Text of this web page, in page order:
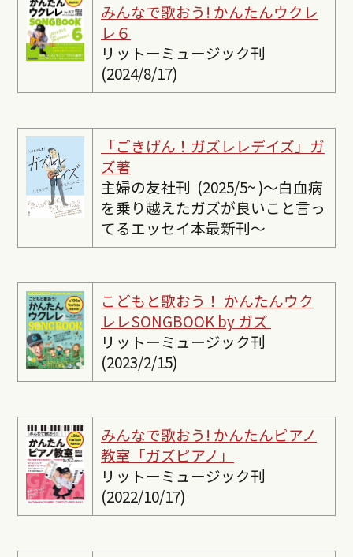
みんなで歌おう! かんたんウクレ
レ６
リットーミュージック刊
(2024/8/17)
「ごきげん！ガズレレデイズ」ガ
ズ著
主婦の友社刊 (2025/5~ )〜白血病
を乗り越えたガズが良いこと言っ
てるエッセイ本最新刊〜
こどもと歌おう！ かんたんウク
レレSONGBOOK by ガズ
リットーミュージック刊
(2023/2/15)
みんなで歌おう! かんたんピアノ
教室「ガズピアノ」
リットーミュージック刊
(2022/10/17)